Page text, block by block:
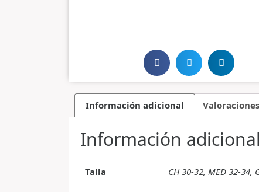
Información adicional
Información adicional
Talla CH 30-32, MED 32-34,